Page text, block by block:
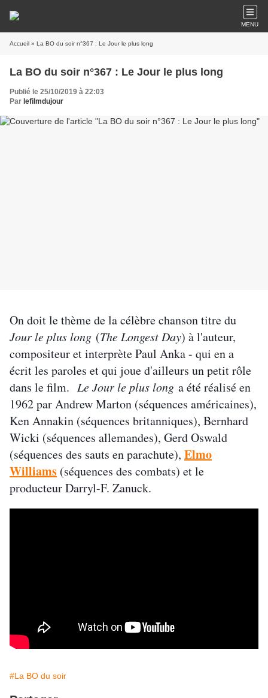
MENU
Accueil » La BO du soir n°367 : Le Jour le plus long
La BO du soir n°367 : Le Jour le plus long
Publié le 25/10/2019 à 22:03
Par lefilmdujour
On doit le thème de la célèbre chanson titre du
Jour le plus long (The Longest Day) à l'auteur,
compositeur et interprète Paul Anka - qui en a
écrit les paroles et qui joue d'ailleurs un petit rôle
dans le film. Le Jour le plus long a été réalisé en
1962 par Andrew Marton (séquences américaines),
Ken Annakin (séquences britanniques), Bernhard
Wicki (séquences allemandes), Gerd Oswald
(séquences des sauts en parachute), Elmo
Williams (séquences des combats) et le
producteur Darryl-F. Zanuck.
#La BO du soir